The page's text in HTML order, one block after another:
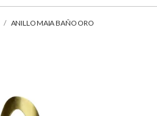
ANILLO MAIA BAÑO ORO